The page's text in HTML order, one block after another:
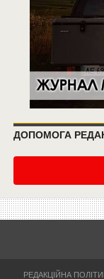
ДОПОМОГА
РЕДАКЦІЙНА